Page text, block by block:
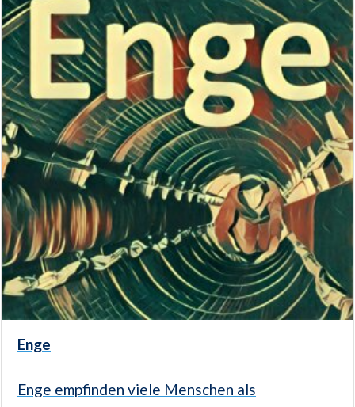
Enge
Enge empfinden viele Menschen als